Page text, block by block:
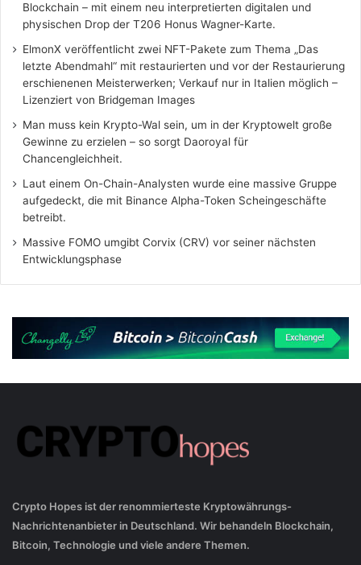
Blockchain – mit einem neu interpretierten digitalen und
physischen Drop der T206 Honus Wagner-Karte.
ElmonX veröffentlicht zwei NFT-Pakete zum Thema „Das
letzte Abendmahl“ mit restaurierten und vor der Restaurierung
erschienenen Meisterwerken; Verkauf nur in Italien möglich –
Lizenziert von Bridgeman Images
Man muss kein Krypto-Wal sein, um in der Kryptowelt große
Gewinne zu erzielen – so sorgt Daoroyal für
Chancengleichheit.
Laut einem On-Chain-Analysten wurde eine massive Gruppe
aufgedeckt, die mit Binance Alpha-Token Scheingeschäfte
betreibt.
Massive FOMO umgibt Corvix (CRV) vor seiner nächsten
Entwicklungsphase
Crypto Hopes ist der renommierteste Kryptowährungs-
Nachrichtenanbieter in Deutschland. Wir behandeln Blockchain,
Bitcoin, Technologie und viele andere Themen.